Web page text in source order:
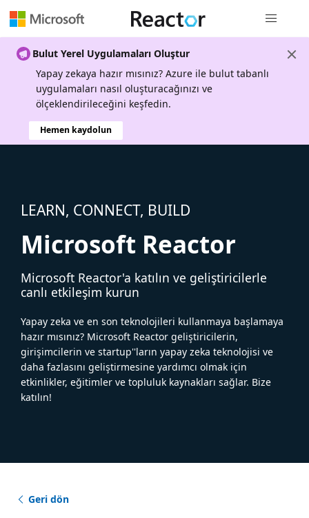
Bulut Yerel Uygulamaları Oluştur
Yapay zekaya hazır mısınız? Azure ile bulut tabanlı
uygulamaları nasıl oluşturacağınızı ve
ölçeklendirileceğini keşfedin.
Hemen kaydolun
LEARN, CONNECT, BUILD
Microsoft Reactor
Microsoft Reactor'a katılın ve geliştiricilerle
canlı etkileşim kurun
Yapay zeka ve en son teknolojileri kullanmaya başlamaya
hazır mısınız? Microsoft Reactor geliştiricilerin,
girişimcilerin ve startup''ların yapay zeka teknolojisi ve
daha fazlasını geliştirmesine yardımcı olmak için
etkinlikler, eğitimler ve topluluk kaynakları sağlar. Bize
katılın!
Geri dön